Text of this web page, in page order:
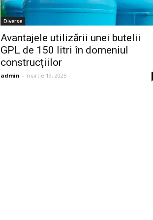
Diverse
Avantajele utilizării unei butelii
GPL de 150 litri în domeniul
construcțiilor
admin - martie 19, 2025